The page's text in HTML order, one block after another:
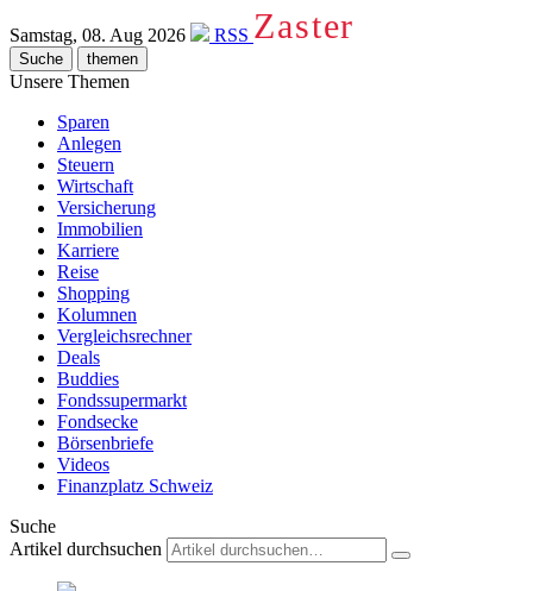
Samstag, 08. Aug 2026 RSS Zaster
Suche themen
Unsere Themen
Sparen
Anlegen
Steuern
Wirtschaft
Versicherung
Immobilien
Karriere
Reise
Shopping
Kolumnen
Vergleichsrechner
Deals
Buddies
Fondssupermarkt
Fondsecke
Börsenbriefe
Videos
Finanzplatz Schweiz
Suche
Artikel durchsuchen